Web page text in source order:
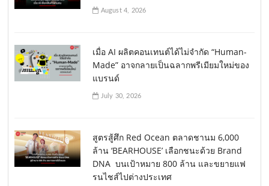
August 4, 2026
เมื่อ AI ผลิตคอนเทนต์ได้ไม่จำกัด “Human-
Made” อาจกลายเป็นฉลากพรีเมียมใหม่ของ
แบรนด์
July 30, 2026
สูตรสู้ศึก Red Ocean ตลาดชานม 6,000
ล้าน ‘BEARHOUSE’ เลือกชนะด้วย Brand
DNA บนเป้าหมาย 800 ล้าน และขยายแฟ
รนไชส์ไปต่างประเทศ